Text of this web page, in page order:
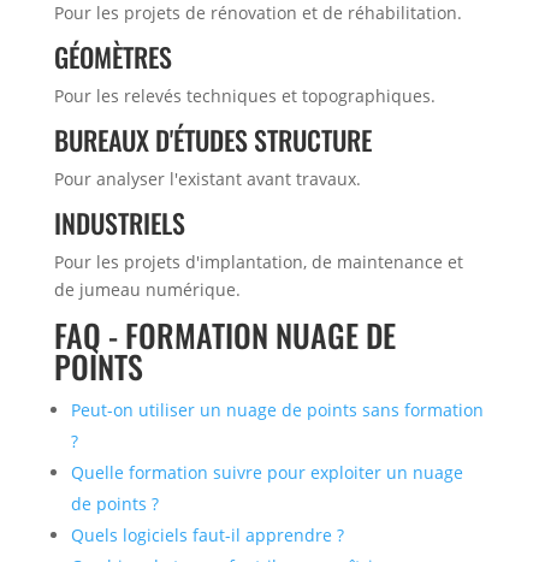
Pour les projets de rénovation et de réhabilitation.
GÉOMÈTRES
Pour les relevés techniques et topographiques.
BUREAUX D'ÉTUDES STRUCTURE
Pour analyser l'existant avant travaux.
INDUSTRIELS
Pour les projets d'implantation, de maintenance et
de jumeau numérique.
FAQ - FORMATION NUAGE DE
POINTS
Peut-on utiliser un nuage de points sans formation
?
Quelle formation suivre pour exploiter un nuage
de points ?
Quels logiciels faut-il apprendre ?